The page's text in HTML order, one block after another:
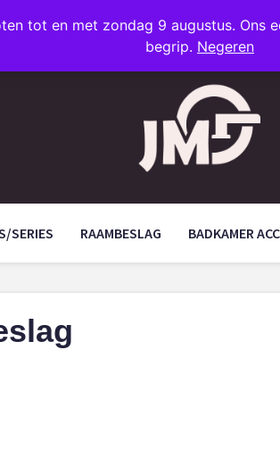
tot en met zondag 9 augustus. Ons
begrip. Negeren
SERIES RAAMBESLAG BADKAMER